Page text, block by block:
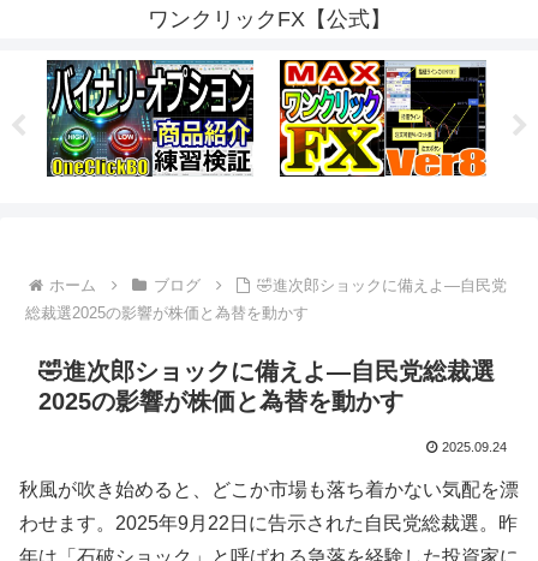
ワンクリックFX【公式】
ホーム ブログ
🤣進次郎ショックに備えよ—自民党
総裁選2025の影響が株価と為替を動かす
🤣進次郎ショックに備えよ—自民党総裁選
2025の影響が株価と為替を動かす
2025.09.24
秋風が吹き始めると、どこか市場も落ち着かない気配を漂
わせます。2025年9月22日に告示された自民党総裁選。昨
年は「石破ショック」と呼ばれる急落を経験した投資家に